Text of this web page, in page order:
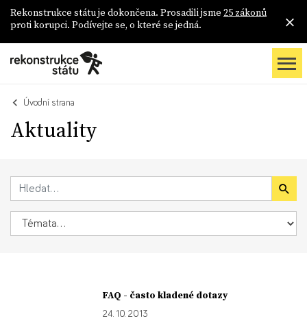
Rekonstrukce státu je dokončena. Prosadili jsme 25 zákonů
proti korupci. Podívejte se, o které se jedná.
Úvodní strana
Aktuality
FAQ - často kladené dotazy
24. 10. 2013